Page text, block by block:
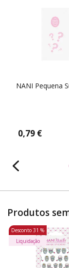
NANI Pequena
0,79 €
Produtos
Desconto 31 %
Liquidação